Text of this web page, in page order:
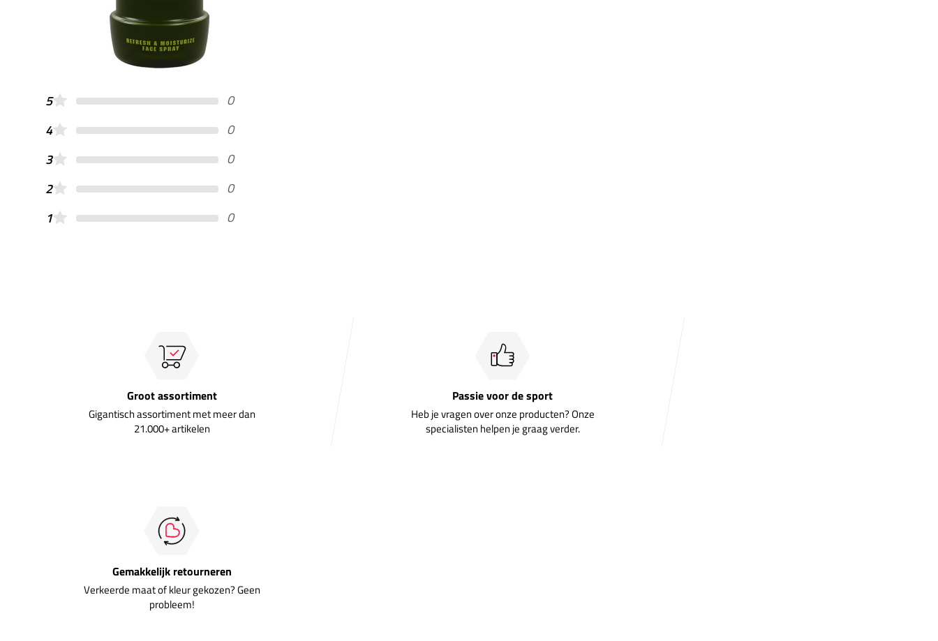
5
0
4
0
3
0
2
0
1
0
Groot assortiment
Gigantisch assortiment met meer dan
21.000+ artikelen
Passie voor de sport
Heb je vragen over onze producten? Onze
specialisten helpen je graag verder.
Gemakkelijk retourneren
Verkeerde maat of kleur gekozen? Geen
probleem!